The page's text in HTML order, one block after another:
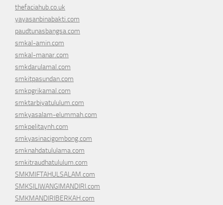
thefaciahub.co.uk
yayasanbinabakti.com
paudtunasbangsa.com
smkal-amin.com
smkal-manar.com
smkdarulamal.com
smkitpasundan.com
smkpgrikamal.com
smktarbiyatululum.com
smkyasalam-elummah.com
smkpelitaynh.com
smkyasinacigombong.com
smknahdatululama.com
smkitraudhatululum.com
SMKMIFTAHULSALAM.com
SMKSILIWANGIMANDIRI.com
SMKMANDIRIBERKAH.com